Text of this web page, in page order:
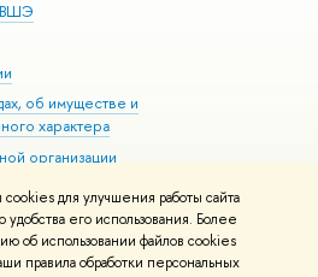
для улучшения работы сайта
его использования. Более
об использовании файлов cookies
правила обработки персональных
ВШЭ
об имуществе и
характера
организации
здоровья